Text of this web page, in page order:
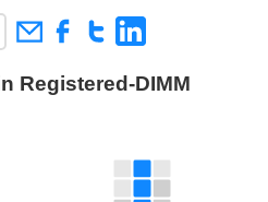
Registered-DIMM